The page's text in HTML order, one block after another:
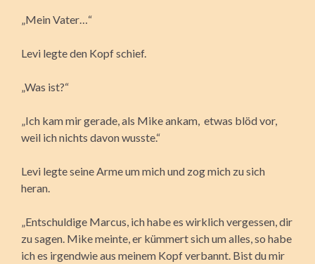
„Mein Vater…“
Levi legte den Kopf schief.
„Was ist?“
„Ich kam mir gerade, als Mike ankam, etwas blöd vor,
weil ich nichts davon wusste.“
Levi legte seine Arme um mich und zog mich zu sich
heran.
„Entschuldige Marcus, ich habe es wirklich vergessen, dir
zu sagen. Mike meinte, er kümmert sich um alles, so habe
ich es irgendwie aus meinem Kopf verbannt. Bist du mir